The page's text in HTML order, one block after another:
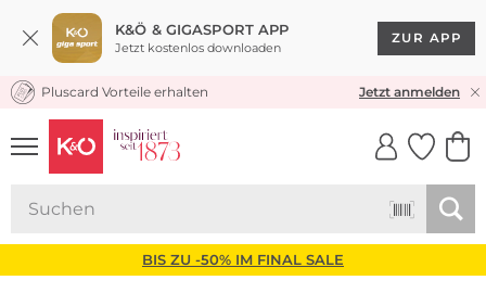
K&Ö & GIGASPORT APP
Jetzt kostenlos downloaden
ZUR APP
KOSTENLOSER VERSAND* & RÜCKVERSAND
Pluscard Vorteile erhalten Jetzt anmelden
UNSERE APP
CLICK &
BIS ZU -50% IM FINAL SALE